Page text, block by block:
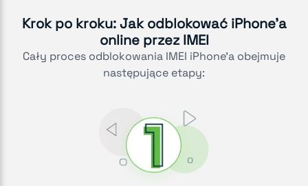
Krok po kroku: Jak odblokować iPhone'a
online przez IMEI
Cały proces odblokowania IMEI iPhone'a obejmuje
następujące etapy: